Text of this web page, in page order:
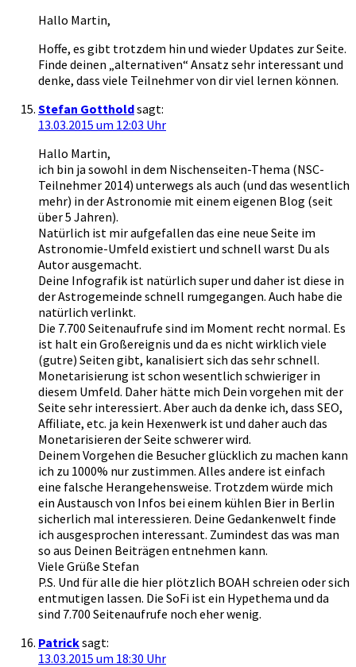
Hallo Martin,
Hoffe, es gibt trotzdem hin und wieder Updates zur Seite.
Finde deinen „alternativen“ Ansatz sehr interessant und
denke, dass viele Teilnehmer von dir viel lernen können.
Stefan Gottholdsagt:
13.03.2015 um 12:03 Uhr
Hallo Martin,
ich bin ja sowohl in dem Nischenseiten-Thema (NSC-
Teilnehmer 2014) unterwegs als auch (und das wesentlich
mehr) in der Astronomie mit einem eigenen Blog (seit
über 5 Jahren).
Natürlich ist mir aufgefallen das eine neue Seite im
Astronomie-Umfeld existiert und schnell warst Du als
Autor ausgemacht.
Deine Infografik ist natürlich super und daher ist diese in
der Astrogemeinde schnell rumgegangen. Auch habe die
natürlich verlinkt.
Die 7.700 Seitenaufrufe sind im Moment recht normal. Es
ist halt ein Großereignis und da es nicht wirklich viele
(gutre) Seiten gibt, kanalisiert sich das sehr schnell.
Monetarisierung ist schon wesentlich schwieriger in
diesem Umfeld. Daher hätte mich Dein vorgehen mit der
Seite sehr interessiert. Aber auch da denke ich, dass SEO,
Affiliate, etc. ja kein Hexenwerk ist und daher auch das
Monetarisieren der Seite schwerer wird.
Deinem Vorgehen die Besucher glücklich zu machen kann
ich zu 1000% nur zustimmen. Alles andere ist einfach
eine falsche Herangehensweise. Trotzdem würde mich
ein Austausch von Infos bei einem kühlen Bier in Berlin
sicherlich mal interessieren. Deine Gedankenwelt finde
ich ausgesprochen interessant. Zumindest das was man
so aus Deinen Beiträgen entnehmen kann.
Viele Grüße Stefan
P.S. Und für alle die hier plötzlich BOAH schreien oder sich
entmutigen lassen. Die SoFi ist ein Hypethema und da
sind 7.700 Seitenaufrufe noch eher wenig.
Patricksagt:
13.03.2015 um 18:30 Uhr